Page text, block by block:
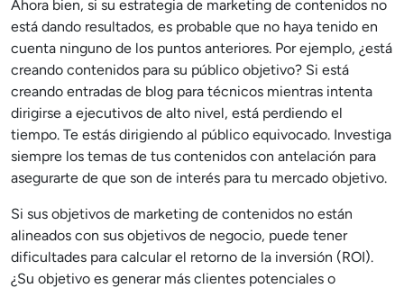
Ahora bien, si su estrategia de marketing de contenidos no
está dando resultados, es probable que no haya tenido en
cuenta ninguno de los puntos anteriores. Por ejemplo, ¿está
creando contenidos para su público objetivo? Si está
creando entradas de blog para técnicos mientras intenta
dirigirse a ejecutivos de alto nivel, está perdiendo el
tiempo. Te estás dirigiendo al público equivocado. Investiga
siempre los temas de tus contenidos con antelación para
asegurarte de que son de interés para tu mercado objetivo.
Si sus objetivos de marketing de contenidos no están
alineados con sus objetivos de negocio, puede tener
dificultades para calcular el retorno de la inversión (ROI).
¿Su objetivo es generar más clientes potenciales o